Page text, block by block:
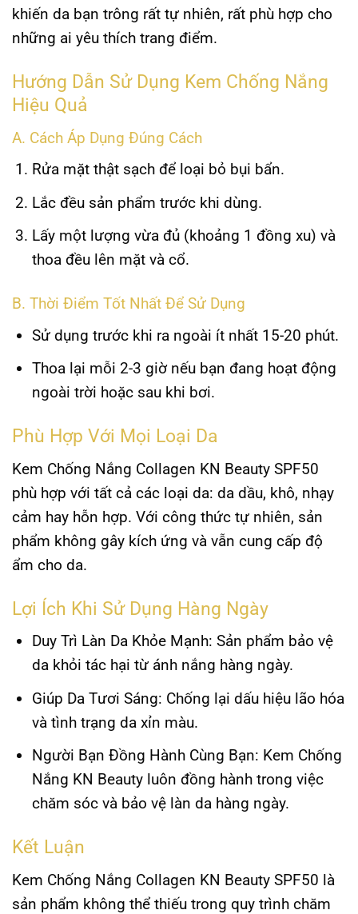
khiến da bạn trông rất tự nhiên, rất phù hợp cho
những ai yêu thích trang điểm.
Hướng Dẫn Sử Dụng Kem Chống Nắng
Hiệu Quả
A. Cách Áp Dụng Đúng Cách
Rửa mặt thật sạch để loại bỏ bụi bẩn.
Lắc đều sản phẩm trước khi dùng.
Lấy một lượng vừa đủ (khoảng 1 đồng xu) và
thoa đều lên mặt và cổ.
B. Thời Điểm Tốt Nhất Để Sử Dụng
Sử dụng trước khi ra ngoài ít nhất 15-20 phút.
Thoa lại mỗi 2-3 giờ nếu bạn đang hoạt động
ngoài trời hoặc sau khi bơi.
Phù Hợp Với Mọi Loại Da
Kem Chống Nắng Collagen KN Beauty SPF50
phù hợp với tất cả các loại da: da dầu, khô, nhạy
cảm hay hỗn hợp. Với công thức tự nhiên, sản
phẩm không gây kích ứng và vẫn cung cấp độ
ẩm cho da.
Lợi Ích Khi Sử Dụng Hàng Ngày
Duy Trì Làn Da Khỏe Mạnh: Sản phẩm bảo vệ
da khỏi tác hại từ ánh nắng hàng ngày.
Giúp Da Tươi Sáng: Chống lại dấu hiệu lão hóa
và tình trạng da xỉn màu.
Người Bạn Đồng Hành Cùng Bạn: Kem Chống
Nắng KN Beauty luôn đồng hành trong việc
chăm sóc và bảo vệ làn da hàng ngày.
Kết Luận
Kem Chống Nắng Collagen KN Beauty SPF50 là
sản phẩm không thể thiếu trong quy trình chăm